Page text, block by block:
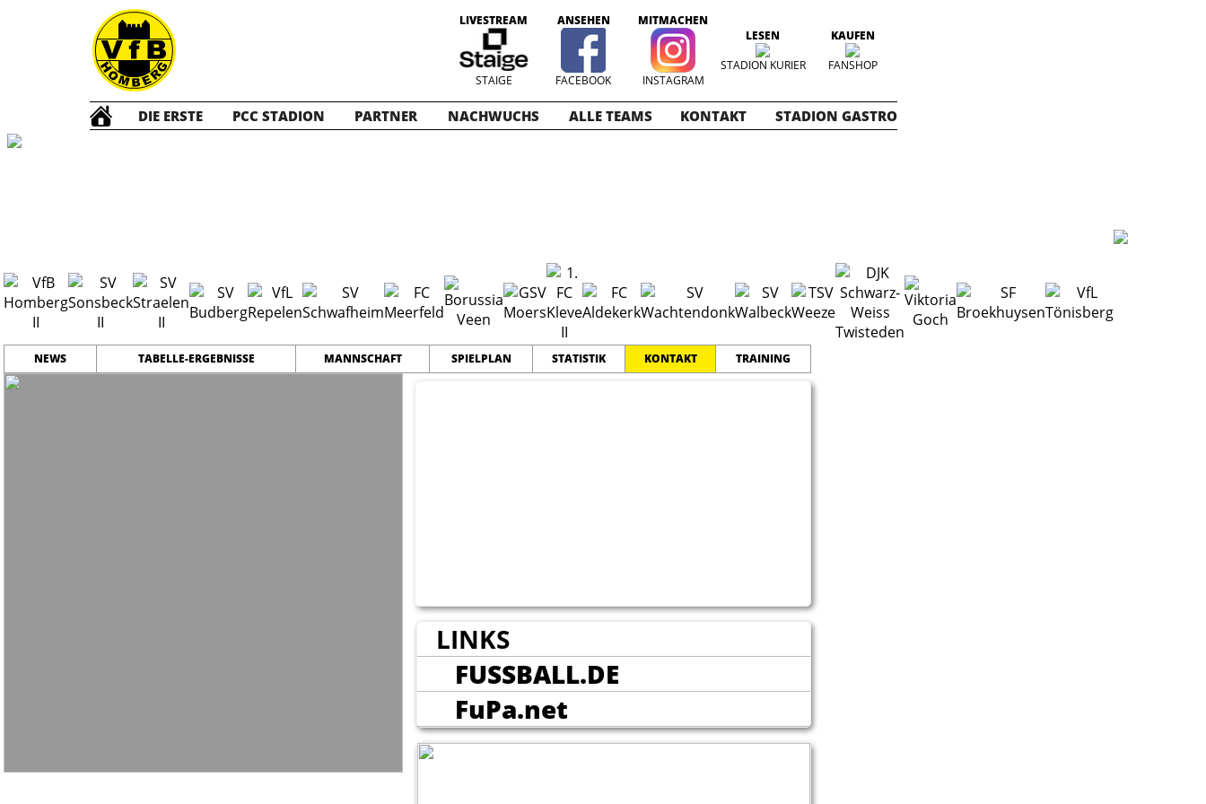
LIVESTREAM
STAIGE
ANSEHEN
FACEBOOK
MITMACHEN
INSTAGRAM
LESEN
STADION KURIER
KAUFEN
FANSHOP
DIE ERSTE PCC STADION PARTNER NACHWUCHS ALLE TEAMS KONTAKT STADION GASTRO
NEWS TABELLE-ERGEBNISSE MANNSCHAFT SPIELPLAN STATISTIK KONTAKT TRAINING
LINKS
FUSSBALL.DE
FuPa.net